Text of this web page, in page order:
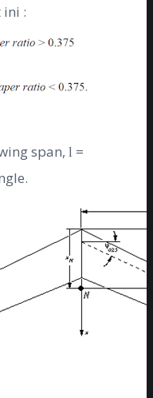
:
span,l =